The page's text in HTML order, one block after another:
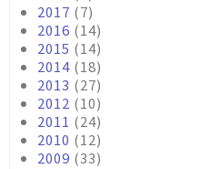
2017 (7)
2016 (14)
2015 (14)
2014 (18)
2013 (27)
2012 (10)
2011 (24)
2010 (12)
2009 (33)